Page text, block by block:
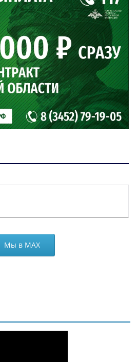
Мы в МАХ